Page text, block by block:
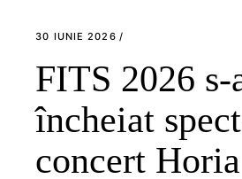
30 IUNIE 2026
FITS 2026 s-
încheiat
concert Horia